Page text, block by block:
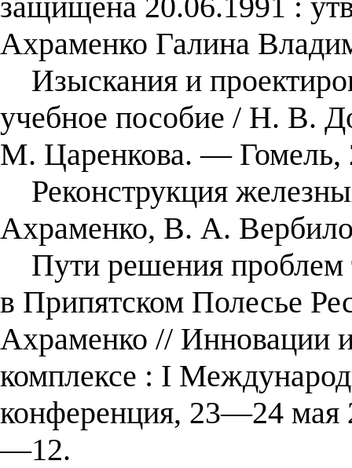
Ахраменко Галина
Изыскания и
учебное пособие / Н. В.
М. Царенкова. — Гомель,
Реконструкция
Ахраменко, В. А.
Пути решения проблем
в Припятском Полесье
Ахраменко // Инновации
комплексе : I
конференция, 23—24
—12.